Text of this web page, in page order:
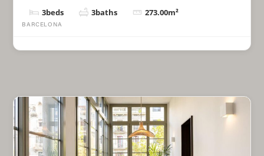
3beds 3baths 273.00m²
BARCELONA